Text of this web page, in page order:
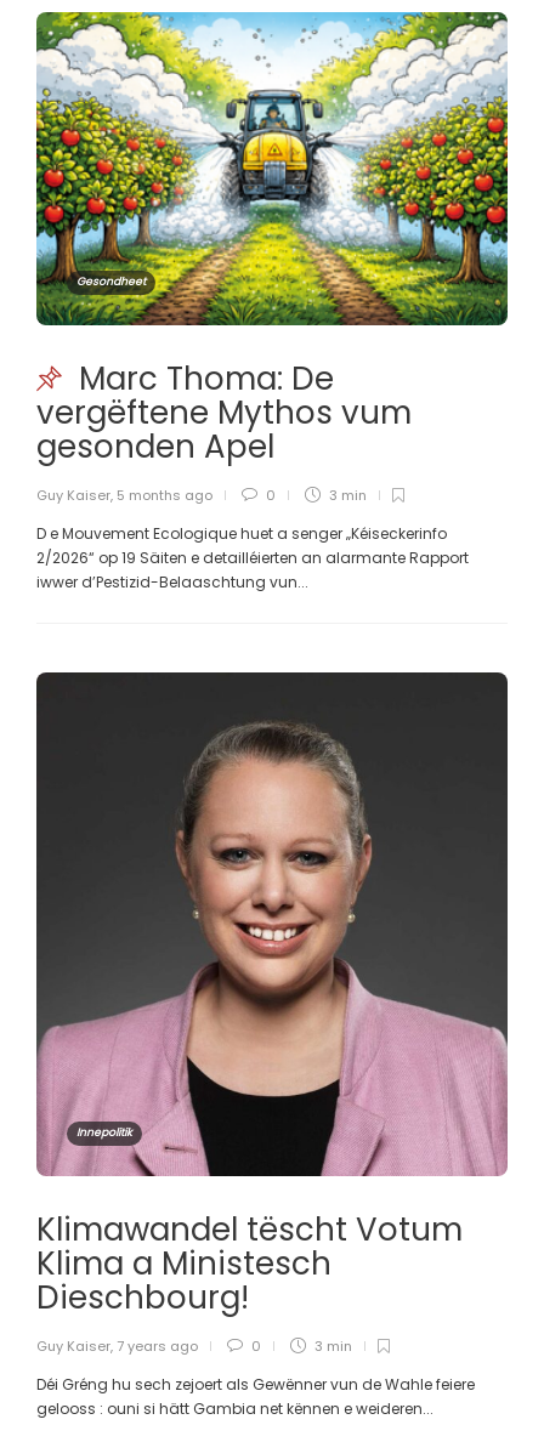
Gesondheet
Marc Thoma: De
vergëftene Mythos vum
gesonden Apel
Guy Kaiser, 5 months ago 0 3 min
D e Mouvement Ecologique huet a senger „Kéiseckerinfo
2/2026“ op 19 Säiten e detailléierten an alarmante Rapport
iwwer d’Pestizid-Belaaschtung vun...
Innepolitik
Klimawandel tëscht Votum
Klima a Ministesch
Dieschbourg!
Guy Kaiser, 7 years ago 0 3 min
Déi Gréng hu sech zejoert als Gewënner vun de Wahle feiere
gelooss : ouni si hätt Gambia net kënnen e weideren...